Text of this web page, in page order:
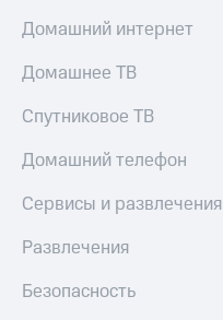
Домашний интернет
Домашнее ТВ
Спутниковое ТВ
Домашний телефон
Сервисы и развлечения
Развлечения
Безопасность